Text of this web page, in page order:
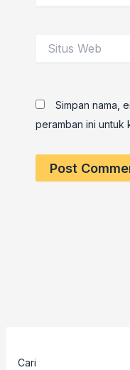
Web
Simpan nama,
peramban ini untuk
Cari